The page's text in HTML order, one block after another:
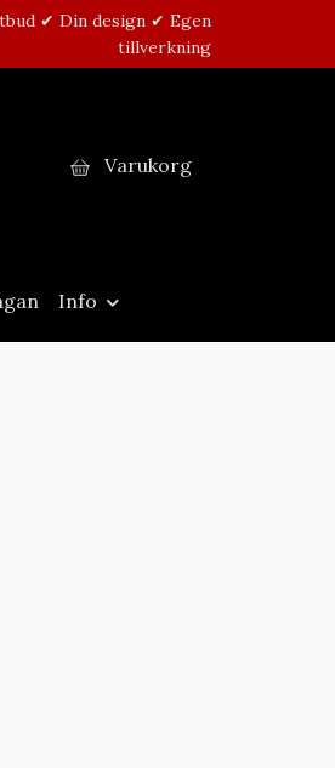
✔ Din design ✔ Egen
tillverkning
Varukorg
Info